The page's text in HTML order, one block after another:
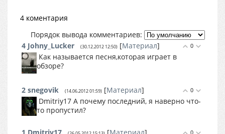
4 коментария
Порядок вывода комментариев:
0
4 Johny_Lucker (30.12.2012 12:50) [Материал]
Как называется песня,которая играет в
обзоре?
0
2 snegovik (14.06.2012 01:59) [Материал]
Dmitriy17 А почему последний, я наверно что-
то пропустил?
0